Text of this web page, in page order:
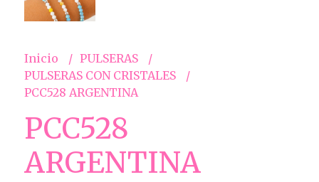
Inicio
PULSERAS
PULSERAS CON CRISTALES
PCC528 ARGENTINA
PCC528
ARGENTINA